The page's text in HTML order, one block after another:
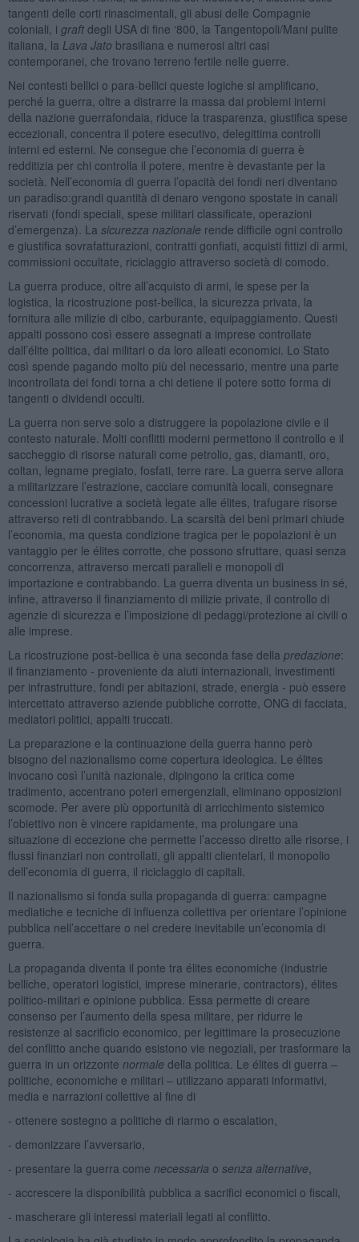
tangenti delle corti rinascimentali, gli abusi delle Compagnie
coloniali, i graftdegli USA di fine ‘800, la Tangentopoli/Mani pulite
italiana, la Lava Jato brasiliana e numerosi altri casi
contemporanei, che trovano terreno fertile nelle guerre.
Nei contesti bellici o para-bellici queste logiche si amplificano,
perché la guerra, oltre a distrarre la massa dai problemi interni
della nazione guerrafondaia, riduce la trasparenza, giustifica spese
eccezionali, concentra il potere esecutivo, delegittima controlli
interni ed esterni. Ne consegue che l’economia di guerra è
redditizia per chi controlla il potere, mentre è devastante per la
società. Nell’economia di guerra l’opacità dei fondi neri diventano
un paradiso:grandi quantità di denaro vengono spostate in canali
riservati (fondi speciali, spese militari classificate, operazioni
d’emergenza). La sicurezza nazionale rende difficile ogni controllo
e giustifica sovrafatturazioni, contratti gonfiati, acquisti fittizi di armi,
commissioni occultate, riciclaggio attraverso società di comodo.
La guerra produce, oltre all’acquisto di armi, le spese per la
logistica, la ricostruzione post-bellica, la sicurezza privata, la
fornitura alle milizie di cibo, carburante, equipaggiamento. Questi
appalti possono così essere assegnati a imprese controllate
dall’élite politica, dai militari o da loro alleati economici. Lo Stato
così spende pagando molto più del necessario, mentre una parte
incontrollata dei fondi torna a chi detiene il potere sotto forma di
tangenti o dividendi occulti.
La guerra non serve solo a distruggere la popolazione civile e il
contesto naturale. Molti conflitti moderni permettono il controllo e il
saccheggio di risorse naturali come petrolio, gas, diamanti, oro,
coltan, legname pregiato, fosfati, terre rare. La guerra serve allora
a militarizzare l’estrazione, cacciare comunità locali, consegnare
concessioni lucrative a società legate alle élites, trafugare risorse
attraverso reti di contrabbando. La scarsità dei beni primari chiude
l’economia, ma questa condizione tragica per le popolazioni è un
vantaggio per le élites corrotte, che possono sfruttare, quasi senza
concorrenza, attraverso mercati paralleli e monopoli di
importazione e contrabbando. La guerra diventa un business in sé,
infine, attraverso il finanziamento di milizie private, il controllo di
agenzie di sicurezza e l’imposizione di pedaggi/protezione ai civili o
alle imprese.
La ricostruzione post-bellica è una seconda fase della predazione:
il finanziamento - proveniente da aiuti internazionali, investimenti
per infrastrutture, fondi per abitazioni, strade, energia - può essere
intercettato attraverso aziende pubbliche corrotte, ONG di facciata,
mediatori politici, appalti truccati.
La preparazione e la continuazione della guerra hanno però
bisogno del nazionalismo come copertura ideologica. Le élites
invocano così l’unità nazionale, dipingono la critica come
tradimento, accentrano poteri emergenziali, eliminano opposizioni
scomode. Per avere più opportunità di arricchimento sistemico
l’obiettivo non è vincere rapidamente, ma prolungare una
situazione di eccezione che permette l’accesso diretto alle risorse, i
flussi finanziari non controllati, gli appalti clientelari, il monopolio
dell’economia di guerra, il riciclaggio di capitali.
Il nazionalismo si fonda sulla propaganda di guerra: campagne
mediatiche e tecniche di influenza collettiva per orientare l’opinione
pubblica nell’accettare o nel credere inevitabile un’economia di
guerra.
La propaganda diventa il ponte tra élites economiche (industrie
belliche, operatori logistici, imprese minerarie, contractors), élites
politico-militari e opinione pubblica. Essa permette di creare
consenso per l’aumento della spesa militare, per ridurre le
resistenze al sacrificio economico, per legittimare la prosecuzione
del conflitto anche quando esistono vie negoziali, per trasformare la
guerra in un orizzonte normale della politica. Le élites di guerra –
politiche, economiche e militari – utilizzano apparati informativi,
media e narrazioni collettive al fine di
- ottenere sostegno a politiche di riarmo o escalation,
- demonizzare l’avversario,
- presentare la guerra come necessaria o senza alternative
- accrescere la disponibilità pubblica a sacrifici economici o fiscali,
- mascherare gli interessi materiali legati al conflitto.